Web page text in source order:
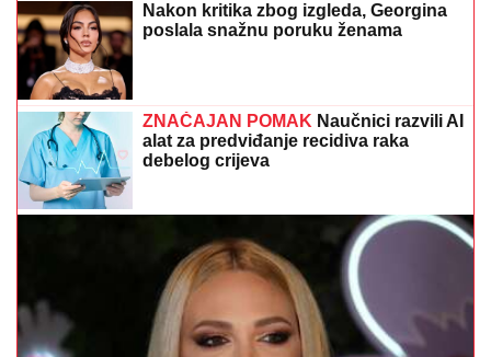
Nakon kritika zbog izgleda, Georgina
poslala snažnu poruku ženama
ZNAČAJAN POMAK Naučnici razvili AI
alat za predviđanje recidiva raka
debelog crijeva